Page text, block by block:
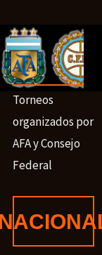
Torneos
organizados por
AFA y Consejo
Federal